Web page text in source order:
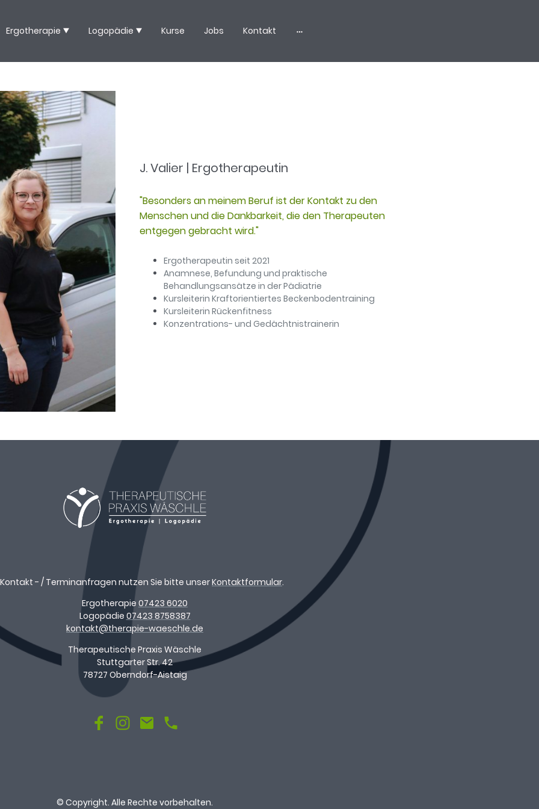
Ergotherapie Logopädie Kurse Jobs Kontakt
J. Valier | Ergotherapeutin
"Besonders an meinem Beruf ist der Kontakt zu den
Menschen und die Dankbarkeit, die den Therapeuten
entgegen gebracht wird."
Ergotherapeutin seit 2021
Anamnese, Befundung und praktische
Behandlungsansätze in der Pädiatrie
Kursleiterin Kraftorientiertes Beckenbodentraining
Kursleiterin Rückenfitness
Konzentrations- und Gedächtnistrainerin
Kontakt - / Terminanfragen nutzen Sie bitte unserKontaktformular.
Ergotherapie 07423 6020
Logopädie 07423 8758387
kontakt@therapie-waeschle.de
Therapeutische Praxis Wäschle
Stuttgarter Str. 42
78727 Oberndorf-Aistaig
© Copyright. Alle Rechte vorbehalten.